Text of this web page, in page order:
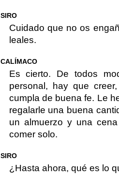
SIRO
Cuidado que no os
leales.
CALÍMACO
Es cierto. De todos
personal, hay que
cumpla de buena fe. Le
regalarle una buena
un almuerzo y una
comer solo.
SIRO
¿Hasta ahora, qué es lo